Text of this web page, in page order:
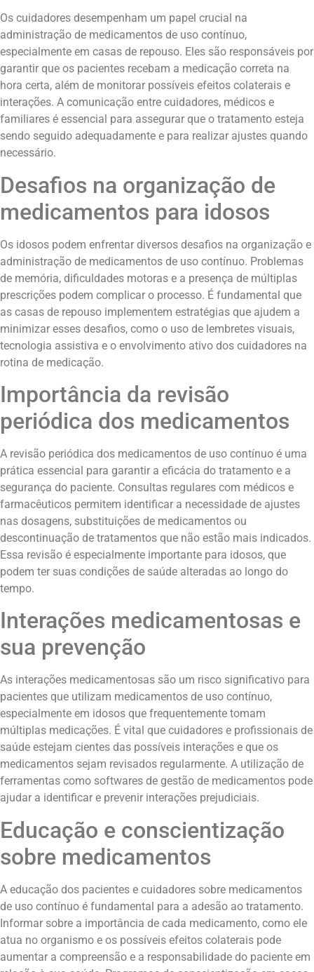
Os cuidadores desempenham um papel crucial na
administração de medicamentos de uso contínuo,
especialmente em casas de repouso. Eles são responsáveis por
garantir que os pacientes recebam a medicação correta na
hora certa, além de monitorar possíveis efeitos colaterais e
interações. A comunicação entre cuidadores, médicos e
familiares é essencial para assegurar que o tratamento esteja
sendo seguido adequadamente e para realizar ajustes quando
necessário.
Desafios na organização de
medicamentos para idosos
Os idosos podem enfrentar diversos desafios na organização e
administração de medicamentos de uso contínuo. Problemas
de memória, dificuldades motoras e a presença de múltiplas
prescrições podem complicar o processo. É fundamental que
as casas de repouso implementem estratégias que ajudem a
minimizar esses desafios, como o uso de lembretes visuais,
tecnologia assistiva e o envolvimento ativo dos cuidadores na
rotina de medicação.
Importância da revisão
periódica dos medicamentos
A revisão periódica dos medicamentos de uso contínuo é uma
prática essencial para garantir a eficácia do tratamento e a
segurança do paciente. Consultas regulares com médicos e
farmacêuticos permitem identificar a necessidade de ajustes
nas dosagens, substituições de medicamentos ou
descontinuação de tratamentos que não estão mais indicados.
Essa revisão é especialmente importante para idosos, que
podem ter suas condições de saúde alteradas ao longo do
tempo.
Interações medicamentosas e
sua prevenção
As interações medicamentosas são um risco significativo para
pacientes que utilizam medicamentos de uso contínuo,
especialmente em idosos que frequentemente tomam
múltiplas medicações. É vital que cuidadores e profissionais de
saúde estejam cientes das possíveis interações e que os
medicamentos sejam revisados regularmente. A utilização de
ferramentas como softwares de gestão de medicamentos pode
ajudar a identificar e prevenir interações prejudiciais.
Educação e conscientização
sobre medicamentos
A educação dos pacientes e cuidadores sobre medicamentos
de uso contínuo é fundamental para a adesão ao tratamento.
Informar sobre a importância de cada medicamento, como ele
atua no organismo e os possíveis efeitos colaterais pode
aumentar a compreensão e a responsabilidade do paciente em